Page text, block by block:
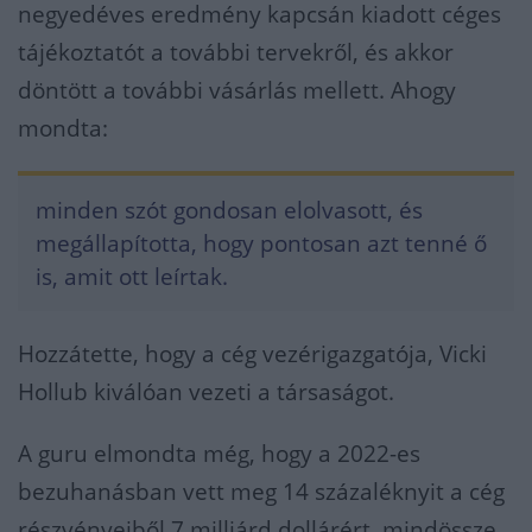
negyedéves eredmény kapcsán kiadott céges
tájékoztatót a további tervekről, és akkor
döntött a további vásárlás mellett. Ahogy
mondta:
minden szót gondosan elolvasott, és
megállapította, hogy pontosan azt tenné ő
is, amit ott leírtak.
Hozzátette, hogy a cég vezérigazgatója, Vicki
Hollub kiválóan vezeti a társaságot.
A guru elmondta még, hogy a 2022-es
bezuhanásban vett meg 14 százaléknyit a cég